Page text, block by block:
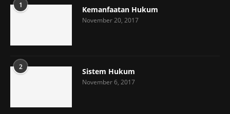
1 Kemanfaatan Hukum
November 20, 2017
2 Sistem Hukum
November 6, 2017